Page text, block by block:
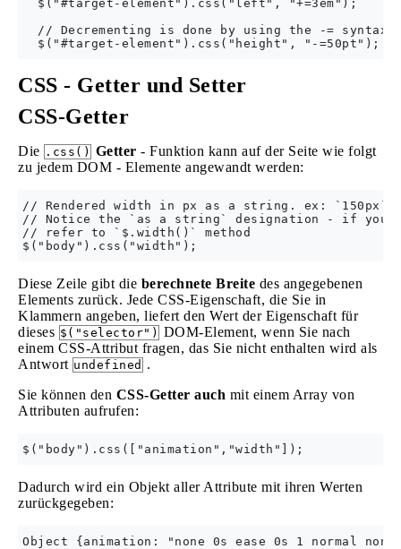
  $("#target-element").css("left", "+=3em");
  // Decrementing is done by using the -= syntax
CSS - Getter und Setter
CSS-Getter
Die .css() Getter - Funktion kann auf der Seite wie folgt
zu jedem DOM - Elemente angewandt werden:
// Rendered width in px as a string. ex: `150px`
// Notice the `as a string` designation - if you
// refer to `$.width()` method
Diese Zeile gibt die berechnete Breite des angegebenen
Elements zurück. Jede CSS-Eigenschaft, die Sie in
Klammern angeben, liefert den Wert der Eigenschaft für
dieses $("selector") DOM-Element, wenn Sie nach
einem CSS-Attribut fragen, das Sie nicht enthalten wird als
Antwort undefined .
Sie können den CSS-Getter auch mit einem Array von
Attributen aufrufen:
Dadurch wird ein Objekt aller Attribute mit ihren Werten
zurückgegeben: